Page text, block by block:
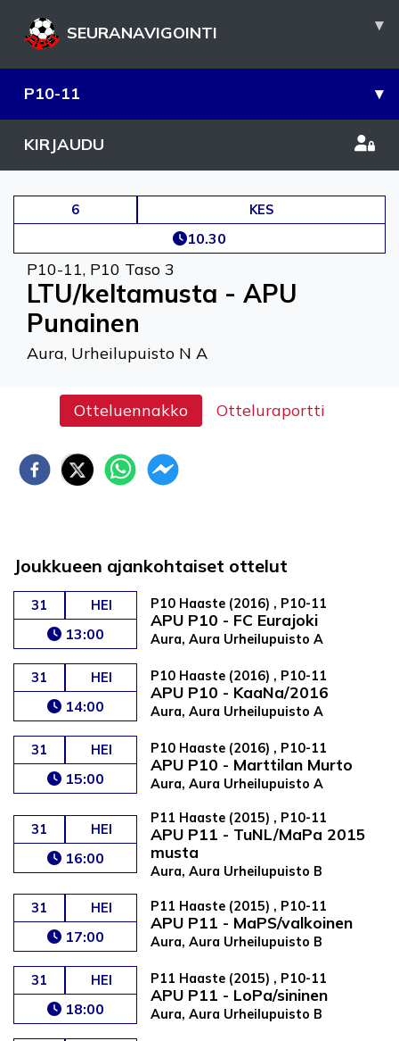
SEURANAVIGOINTI ▾
P10-11 ▾
KIRJAUDU
6 KES
10.30
P10-11, P10 Taso 3
LTU/keltamusta - APU
Punainen
Aura, Urheilupuisto N A
Otteluennakko Otteluraportti
Joukkueen ajankohtaiset ottelut
31 HEI
13:00
P10 Haaste (2016) , P10-11
APU P10 - FC Eurajoki
Aura, Aura Urheilupuisto A
31 HEI
14:00
P10 Haaste (2016) , P10-11
APU P10 - KaaNa/2016
Aura, Aura Urheilupuisto A
31 HEI
15:00
P10 Haaste (2016) , P10-11
APU P10 - Marttilan Murto
Aura, Aura Urheilupuisto A
31 HEI
16:00
P11 Haaste (2015) , P10-11
APU P11 - TuNL/MaPa 2015
musta
Aura, Aura Urheilupuisto B
31 HEI
17:00
P11 Haaste (2015) , P10-11
APU P11 - MaPS/valkoinen
Aura, Aura Urheilupuisto B
31 HEI
18:00
P11 Haaste (2015) , P10-11
APU P11 - LoPa/sininen
Aura, Aura Urheilupuisto B